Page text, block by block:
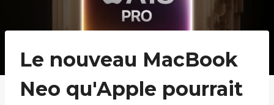
Le nouveau MacBook
Neo qu'Apple pourrait